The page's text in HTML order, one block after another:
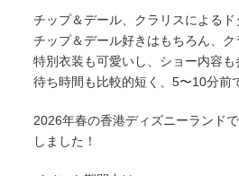
チップ＆デール、クラリスによる
チップ＆デール好きはもちろん、ク
特別衣装も可愛いし、ショー内容
待ち時間も比較的短く、5〜10分前
2026年春の香港ディズニーランド
しました！